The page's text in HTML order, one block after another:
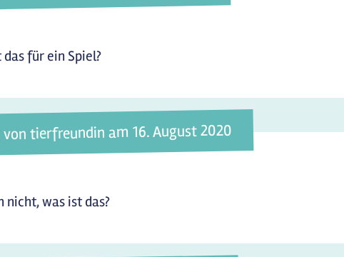
für ein Spiel?
tierfreundin am 16. August 2020
nicht, was ist das?